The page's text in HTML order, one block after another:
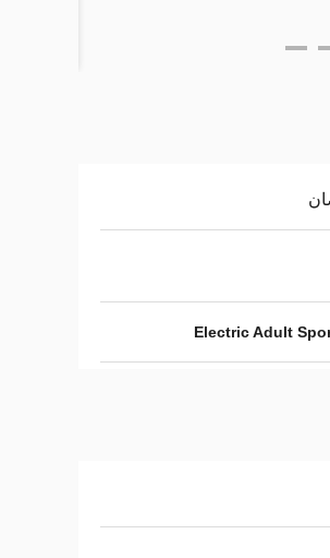
Electric Adult